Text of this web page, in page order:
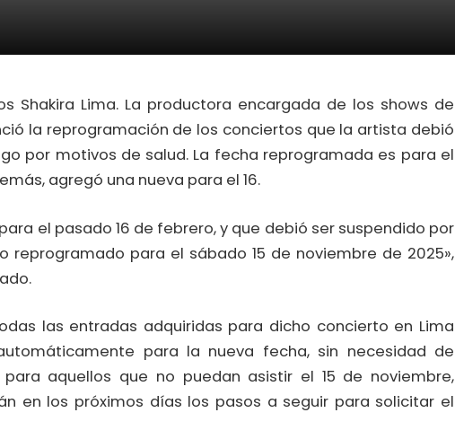
Shakira Lima. La productora encargada de los shows de
la reprogramación de los conciertos que la artista debió
por motivos de salud. La fecha reprogramada es para el
agregó una nueva para el 16.
el pasado 16 de febrero, y que debió ser suspendido por
reprogramado para el sábado 15 de noviembre de 2025»,
las entradas adquiridas para dicho concierto en Lima
para la nueva fecha, sin necesidad de
aquellos que no puedan asistir el 15 de noviembre,
en los próximos días los pasos a seguir para solicitar el